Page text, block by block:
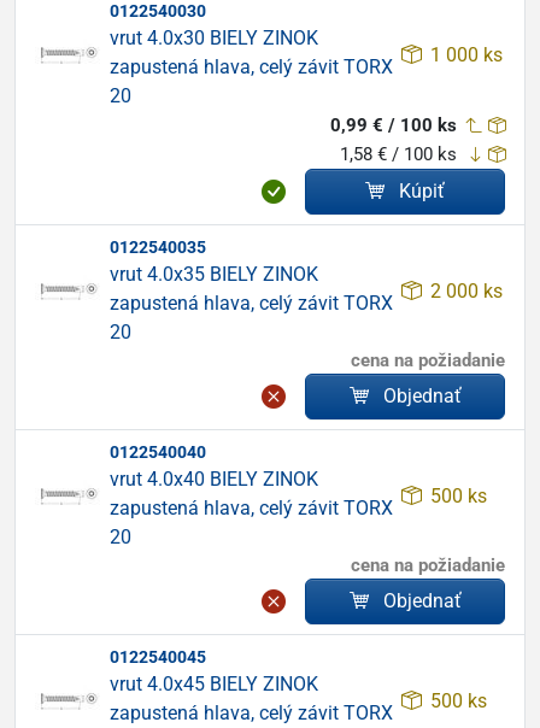
0122540030
vrut 4.0x30 BIELY ZINOK
zapustená hlava, celý závit TORX
20
1 000 ks
0,99 € / 100 ks
1,58 € / 100 ks
Kúpiť
0122540035
vrut 4.0x35 BIELY ZINOK
zapustená hlava, celý závit TORX
20
2 000 ks
cena na požiadanie
Objednať
0122540040
vrut 4.0x40 BIELY ZINOK
zapustená hlava, celý závit TORX
20
500 ks
cena na požiadanie
Objednať
0122540045
vrut 4.0x45 BIELY ZINOK
zapustená hlava, celý závit TORX
500 ks